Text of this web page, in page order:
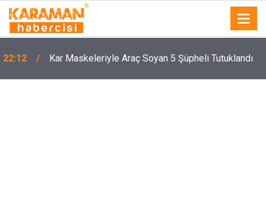
22:12 Kar Maskeleriyle Araç Soyan 5 Şüpheli Tutuklandı